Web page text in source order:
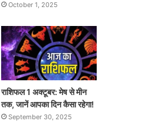
October 1, 2025
राशिफल 1 अक्टूबर: मेष से मीन
तक, जानें आपका दिन कैसा रहेगा!
September 30, 2025